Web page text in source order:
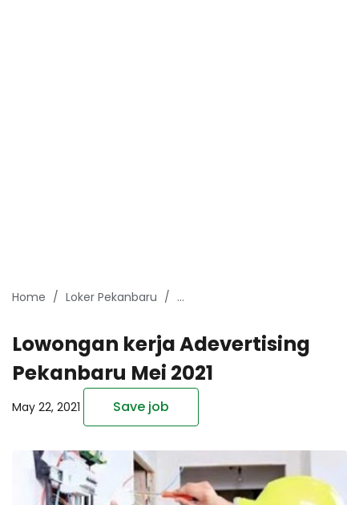
Home Loker Pekanbaru Lowongan kerja Adevertising
Lowongan kerja Adevertising
Pekanbaru Mei 2021
May 22, 2021 Save job